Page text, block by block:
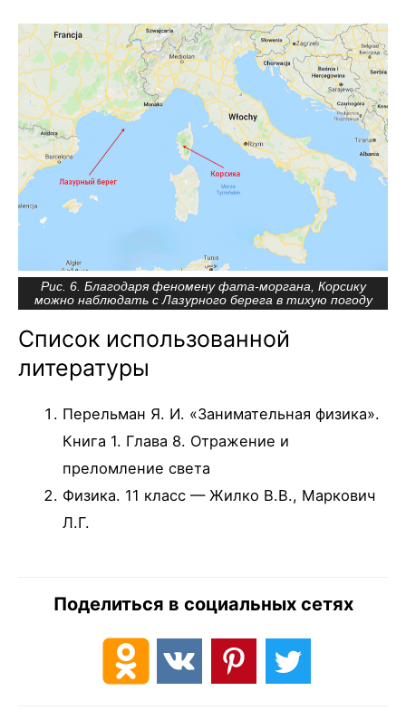
Рис. 6. Благодаря феномену фата-моргана, Корсику
можно наблюдать с Лазурного берега в тихую погоду
Список использованной
литературы
Перельман Я. И. «Занимательная физика».
Книга 1. Глава 8. Отражение и
преломление света
Физика. 11 класс — Жилко В.В., Маркович
Л.Г.
Поделиться в социальных сетях